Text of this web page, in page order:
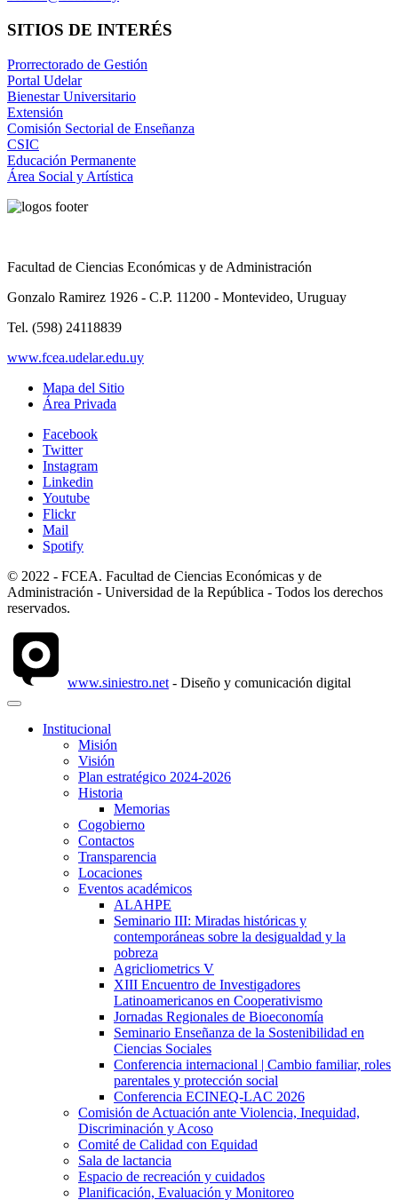
SITIOS DE INTERÉS
Prorrectorado de Gestión
Portal Udelar
Bienestar Universitario
Extensión
Comisión Sectorial de Enseñanza
CSIC
Educación Permanente
Área Social y Artística
Facultad de Ciencias Económicas y de Administración
Gonzalo Ramirez 1926 - C.P. 11200 - Montevideo, Uruguay
Tel. (598) 24118839
www.fcea.udelar.edu.uy
Mapa del Sitio
Área Privada
Facebook
Twitter
Instagram
Linkedin
Youtube
Flickr
Mail
Spotify
© 2022 - FCEA. Facultad de Ciencias Económicas y de
Administración - Universidad de la República - Todos los derechos
reservados.
www.siniestro.net - Diseño y comunicación digital
Institucional
Misión
Visión
Plan estratégico 2024-2026
Historia
Memorias
Cogobierno
Contactos
Transparencia
Locaciones
Eventos académicos
ALAHPE
Seminario III: Miradas históricas y
contemporáneas sobre la desigualdad y la
pobreza
Agricliometrics V
XIII Encuentro de Investigadores
Latinoamericanos en Cooperativismo
Jornadas Regionales de Bioeconomía
Seminario Enseñanza de la Sostenibilidad en
Ciencias Sociales
Conferencia internacional | Cambio familiar, roles
parentales y protección social
Conferencia ECINEQ-LAC 2026
Comisión de Actuación ante Violencia, Inequidad,
Discriminación y Acoso
Comité de Calidad con Equidad
Sala de lactancia
Espacio de recreación y cuidados
Planificación, Evaluación y Monitoreo